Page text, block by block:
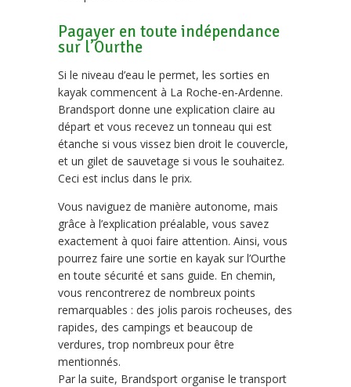
Pagayer en toute indépendance
sur l’Ourthe
Si le niveau d’eau le permet, les sorties en
kayak commencent à La Roche-en-Ardenne.
Brandsport donne une explication claire au
départ et vous recevez un tonneau qui est
étanche si vous vissez bien droit le couvercle,
et un gilet de sauvetage si vous le souhaitez.
Ceci est inclus dans le prix.
Vous naviguez de manière autonome, mais
grâce à l’explication préalable, vous savez
exactement à quoi faire attention. Ainsi, vous
pourrez faire une sortie en kayak sur l’Ourthe
en toute sécurité et sans guide. En chemin,
vous rencontrerez de nombreux points
remarquables : des jolis parois rocheuses, des
rapides, des campings et beaucoup de
verdures, trop nombreux pour être
mentionnés.
Par la suite, Brandsport organise le transport